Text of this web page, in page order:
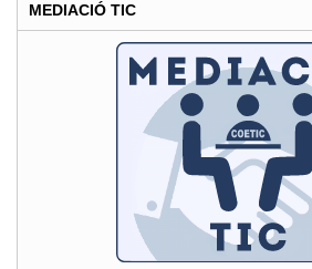
Informació
MEDIACIÓ TIC